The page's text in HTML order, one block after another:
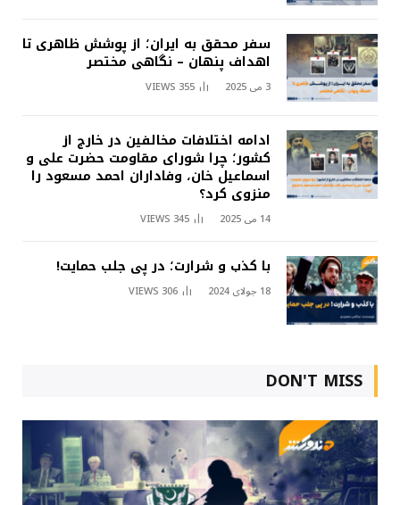
سفر محقق به ایران؛ از پوشش ظاهری تا
اهداف پنهان – نگاهی مختصر
3 می 2025 355
VIEWS
ادامه اختلافات مخالفین در خارج از
کشور؛ چرا شورای مقاومت حضرت علی و
اسماعیل خان، وفاداران احمد مسعود را
منزوی کرد؟
14 می 2025 345
VIEWS
با کذب و شرارت؛ در پی جلب حمایت!
18 جولای 2024 306
VIEWS
DON'T MISS